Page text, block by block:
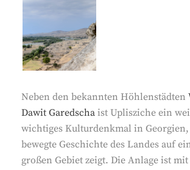
Neben den bekannten Höhlenstädten
Dawit Garedscha ist Uplisziche ein
wichtiges Kulturdenkmal in Georgien,
bewegte Geschichte des Landes auf
großen Gebiet zeigt. Die Anlage ist